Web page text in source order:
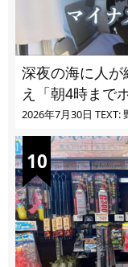
深夜の海に人
え「朝4時まで
2026年7月30日 TEXT: